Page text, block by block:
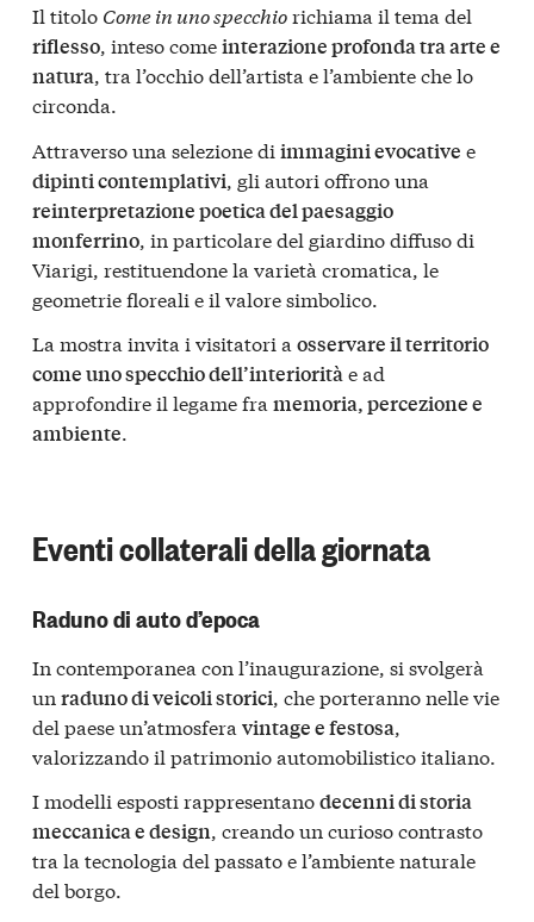
Il titolo Come in uno specchiorichiama il tema del
riflesso, inteso comeinterazione profonda tra arte e
natura, tra l’occhio dell’artista e l’ambiente che lo
circonda.
Attraverso una selezione di immagini evocative e
dipinti contemplativi, gli autori offrono una
reinterpretazione poetica del paesaggio
monferrino, in particolare del giardino diffuso di
Viarigi, restituendone la varietà cromatica, le
geometrie floreali e il valore simbolico.
La mostra invita i visitatori a osservare il territorio
come uno specchio dell’interioritàe ad
approfondire il legame fra memoria, percezione e
ambiente.
Eventi collaterali della giornata
Raduno di auto d’epoca
In contemporanea con l’inaugurazione, si svolgerà
un raduno di veicoli storici , che porteranno nelle vie
del paese un’atmosfera vintage e festosa
valorizzando il patrimonio automobilistico italiano.
I modelli esposti rappresentanodecenni di storia
meccanica e design, creando un curioso contrasto
tra la tecnologia del passato e l’ambiente naturale
del borgo.